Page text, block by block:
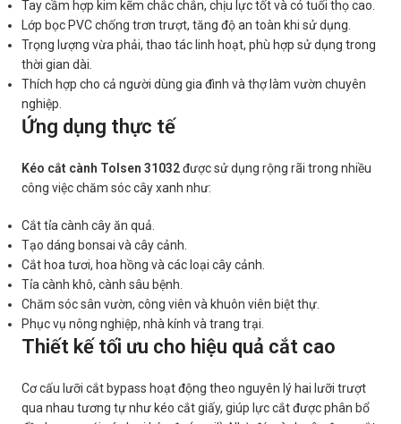
Tay cầm hợp kim kẽm chắc chắn, chịu lực tốt và có tuổi thọ cao.
Lớp bọc PVC chống trơn trượt, tăng độ an toàn khi sử dụng.
Trọng lượng vừa phải, thao tác linh hoạt, phù hợp sử dụng trong
thời gian dài.
Thích hợp cho cả người dùng gia đình và thợ làm vườn chuyên
nghiệp.
Ứng dụng thực tế
Kéo cắt cành Tolsen 31032được sử dụng rộng rãi trong nhiều
công việc chăm sóc cây xanh như:
Cắt tỉa cành cây ăn quả.
Tạo dáng bonsai và cây cảnh.
Cắt hoa tươi, hoa hồng và các loại cây cảnh.
Tỉa cành khô, cành sâu bệnh.
Chăm sóc sân vườn, công viên và khuôn viên biệt thự.
Phục vụ nông nghiệp, nhà kính và trang trại.
Thiết kế tối ưu cho hiệu quả cắt cao
Cơ cấu lưỡi cắt bypass hoạt động theo nguyên lý hai lưỡi trượt
qua nhau tương tự như kéo cắt giấy, giúp lực cắt được phân bổ